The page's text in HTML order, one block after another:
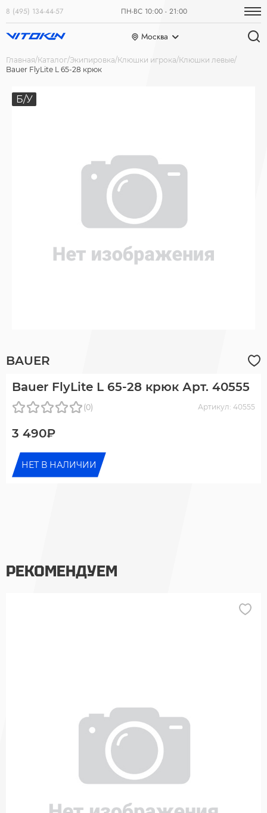
8 (495) 134-44-57 ПН-ВС 10:00 - 21:00
Москва
Главная Каталог Экипировка Клюшки игрока Клюшки левые
Bauer FlyLite L 65-28 крюк
Б/У
BAUER
Bauer FlyLite L 65-28 крюк Арт. 40555
(0) Артикул: 40555
3 490₽
НЕТ В НАЛИЧИИ
РЕКОМЕНДУЕМ